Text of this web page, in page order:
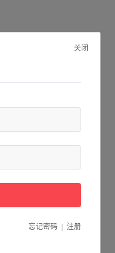
的按钮返回首页。
关闭
忘记密码 注册